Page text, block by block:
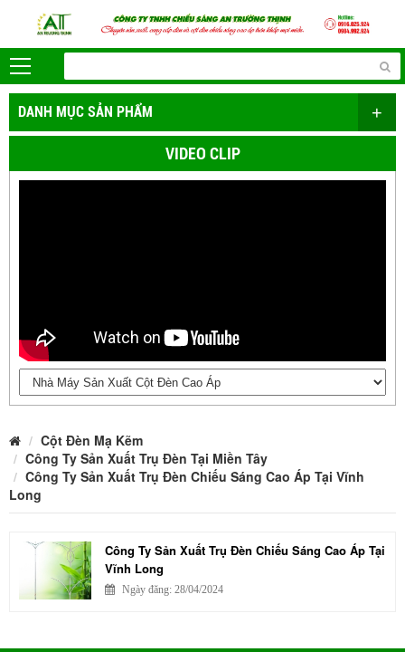
DANH MỤC SẢN PHẨM +
VIDEO CLIP
Cột Đèn Mạ Kẽm
Công Ty Sản Xuất Trụ Đèn Tại Miền Tây
Công Ty Sản Xuất Trụ Đèn Chiếu Sáng Cao Áp Tại Vĩnh
Long
Công Ty Sản Xuất Trụ Đèn Chiếu Sáng Cao Áp Tại
Vĩnh Long
Ngày đăng: 28/04/2024